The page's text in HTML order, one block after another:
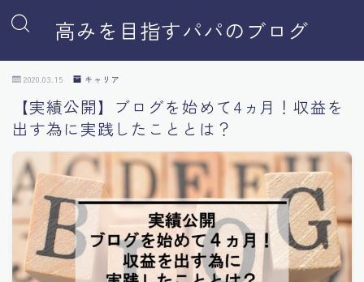
高みを目指すパパのブログ
2020.03.15 キャリア
【実績公開】ブログを始めて4ヵ月！収益を
出す為に実践したこととは？